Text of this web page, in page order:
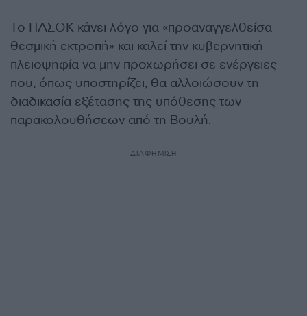
Το ΠΑΣΟΚ κάνει λόγο για «προαναγγελθείσα
θεσμική εκτροπή» και καλεί την κυβερνητική
πλειοψηφία να μην προχωρήσει σε ενέργειες
που, όπως υποστηρίζει, θα αλλοιώσουν τη
διαδικασία εξέτασης της υπόθεσης των
παρακολουθήσεων από τη Βουλή.
ΔΙΑΦΗΜΙΣΗ